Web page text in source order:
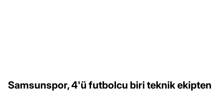
Samsunspor, 4'ü futbolcu biri teknik ekipten